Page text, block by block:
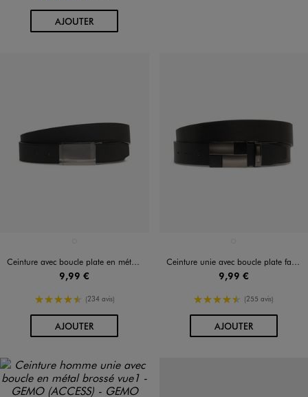
AJOUTERAU PANIER
Ceinture avec boucle plate en métal homme
9,99 €
4.5/5 de moyenne
(234 avis)
AJOUTERAU PANIER
Ceinture unie avec boucle plate fantaisie homme
9,99 €
4.5/5 de moyenne
(255 avis)
AJOUTERAU PANIER